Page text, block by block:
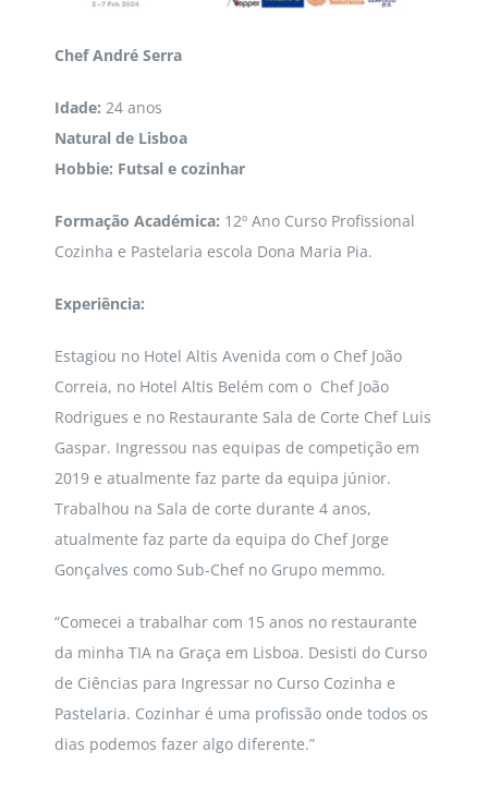
Chef André Serra
Idade: 24 anos
Natural de Lisboa
Hobbie: Futsal e cozinhar
Formação Académica: 12º Ano Curso Profissional
Cozinha e Pastelaria escola Dona Maria Pia.
Experiência:
Estagiou no Hotel Altis Avenida com o Chef João
Correia, no Hotel Altis Belém com o Chef João
Rodrigues e no Restaurante Sala de Corte Chef Luis
Gaspar. Ingressou nas equipas de competição em
2019 e atualmente faz parte da equipa júnior.
Trabalhou na Sala de corte durante 4 anos,
atualmente faz parte da equipa do Chef Jorge
Gonçalves como Sub-Chef no Grupo memmo.
“Comecei a trabalhar com 15 anos no restaurante
da minha TIA na Graça em Lisboa. Desisti do Curso
de Ciências para Ingressar no Curso Cozinha e
Pastelaria. Cozinhar é uma profissão onde todos os
dias podemos fazer algo diferente.”